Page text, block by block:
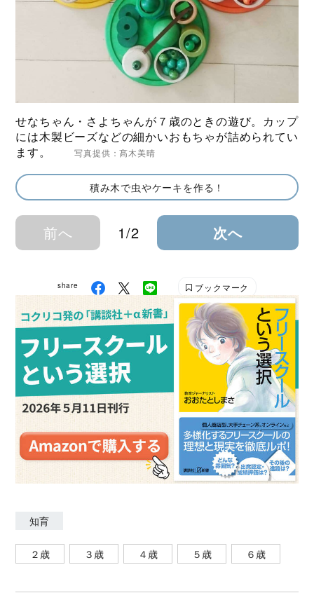
せなちゃん・さよちゃんが７歳のときの遊び。カップ
には木製ビーズなどの細かいおもちゃが詰められてい
ます。写真提供：髙木美晴
積み木で虫やケーキを作る！
前へ 1/2 次へ
share ブックマーク
知育
２歳 ３歳 ４歳 ５歳 ６歳